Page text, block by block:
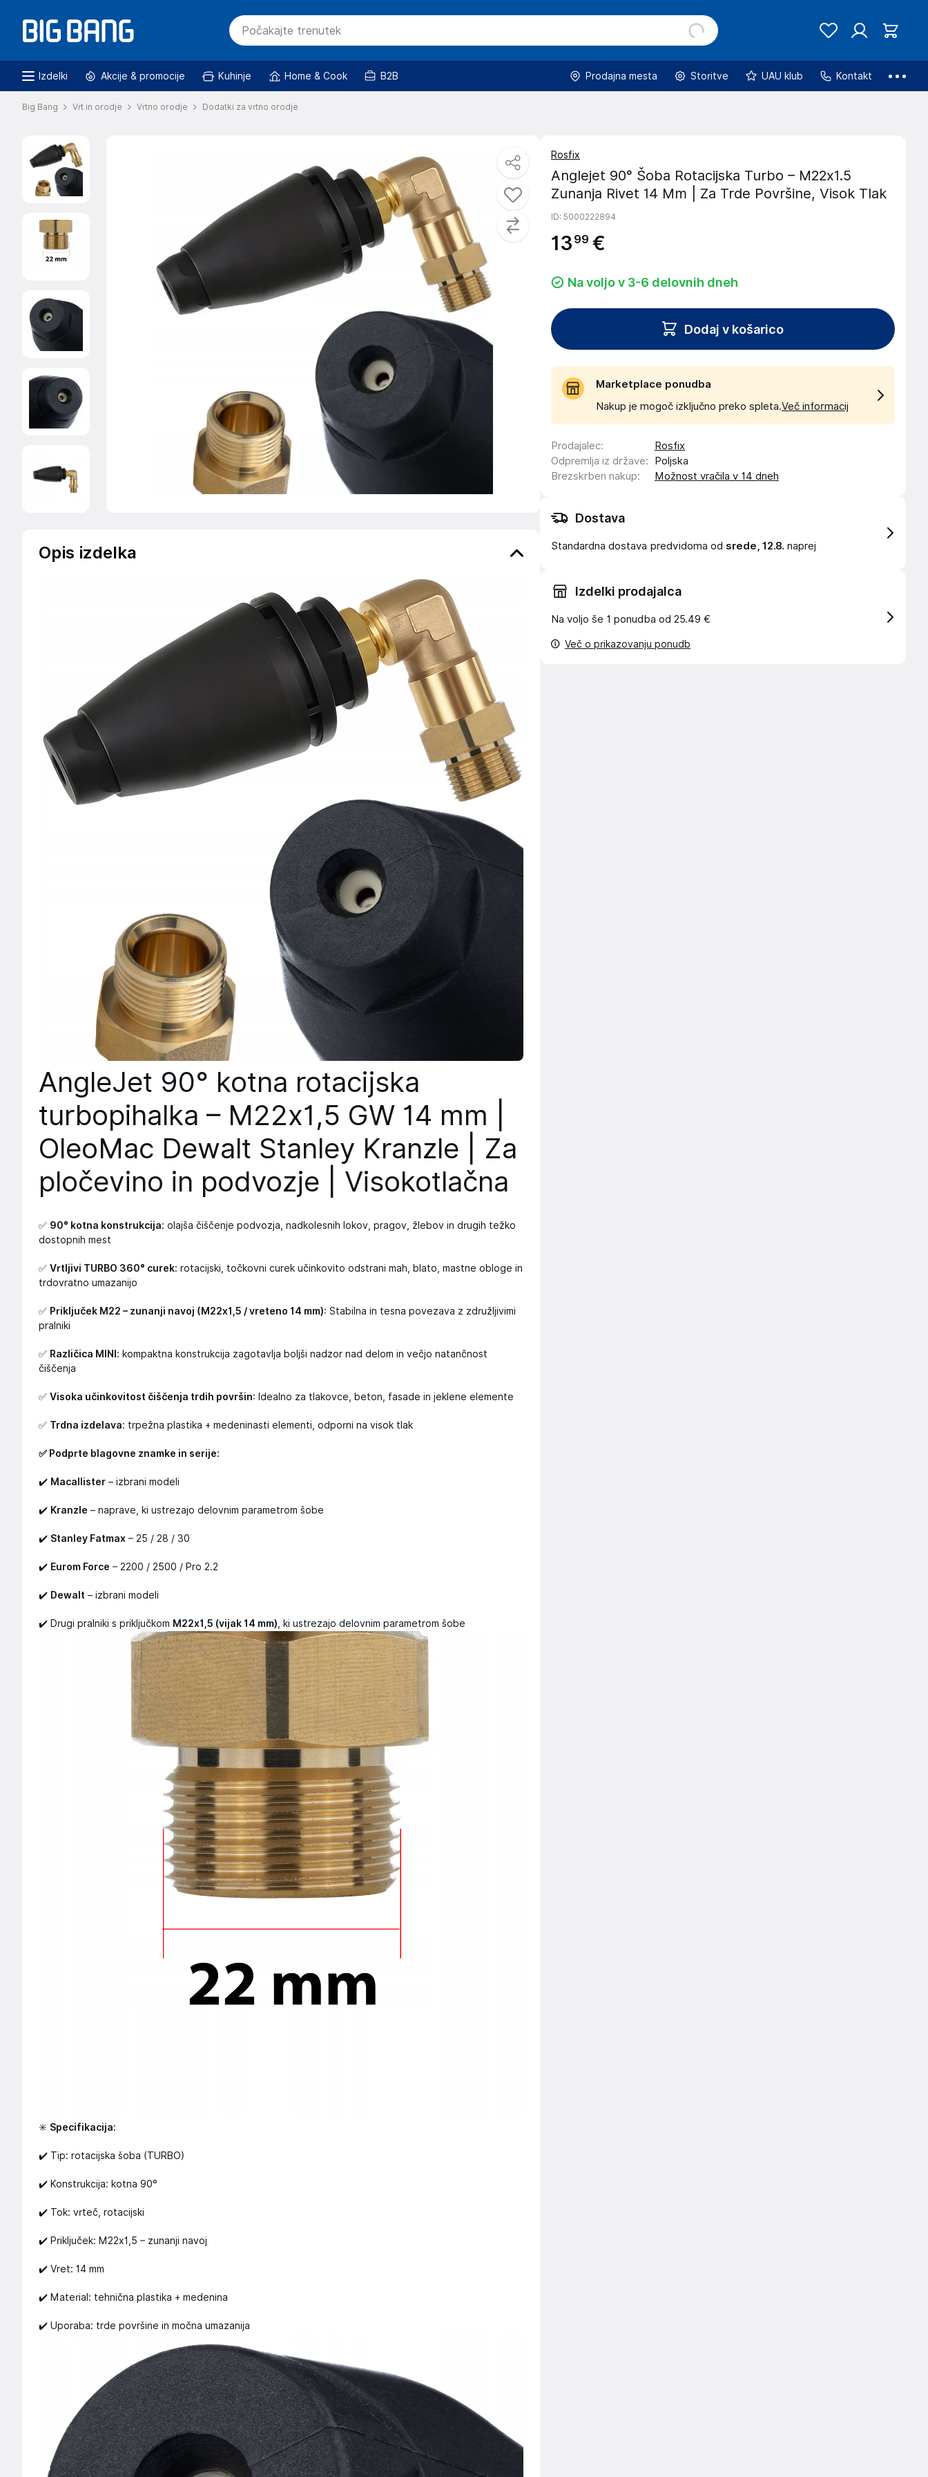
Izdelki Akcije & promocije Kuhinje Home & Cook B2B Prodajna mesta Storitve UAU klub Kontakt
Big Bang Vrt in orodje Vrtno orodje Dodatki za vrtno orodje
Opis izdelka
AngleJet 90° kotna rotacijska
turbopihalka – M22x1,5 GW 14 mm |
OleoMac Dewalt Stanley Kranzle | Za
pločevino in podvozje | Visokotlačna
✅ 90° kotna konstrukcija: olajša čiščenje podvozja, nadkolesnih lokov, pragov, žlebov in drugih težko
dostopnih mest
✅ Vrtljivi TURBO 360° curek: rotacijski, točkovni curek učinkovito odstrani mah, blato, mastne obloge in
trdovratno umazanijo
✅ Priključek M22 – zunanji navoj (M22x1,5 / vreteno 14 mm): Stabilna in tesna povezava z združljivimi
pralniki
✅ Različica MINI : kompaktna konstrukcija zagotavlja boljši nadzor nad delom in večjo natančnost
čiščenja
✅ Visoka učinkovitost čiščenja trdih površin: Idealno za tlakovce, beton, fasade in jeklene elemente
✅ Trdna izdelava: trpežna plastika + medeninasti elementi, odporni na visok tlak
✅ Podprte blagovne znamke in serije:
✔️ Macallister – izbrani modeli
✔️ Kranzle – naprave, ki ustrezajo delovnim parametrom šobe
✔️ Stanley Fatmax – 25 / 28 / 30
✔️ Eurom Force – 2200 / 2500 / Pro 2.2
✔️ Dewalt – izbrani modeli
✔️ Drugi pralniki s priključkom M22x1,5 (vijak 14 mm) , ki ustrezajo delovnim parametrom šobe
✳️ Specifikacija:
✔️ Tip: rotacijska šoba (TURBO)
✔️ Konstrukcija: kotna 90°
✔️ Tok: vrteč, rotacijski
✔️ Priključek: M22x1,5 – zunanji navoj
✔️ Vret: 14 mm
✔️ Material: tehnična plastika + medenina
✔️ Uporaba: trde površine in močna umazanija
Rosfix
Anglejet 90° Šoba Rotacijska Turbo – M22x1.5
Zunanja Rivet 14 Mm | Za Trde Površine, Visok Tlak
ID: 5000222894
13 99 €
Na voljo v 3-6 delovnih dneh
Dodaj v košarico
Marketplace ponudba
Nakup je mogoč izključno preko spleta.Več informacij
Prodajalec:
Rosfix
Odpremlja iz države:
Poljska
Brezskrben nakup: Možnost vračila v 14 dneh
Dostava
Standardna dostava predvidoma od srede, 12.8. naprej
Izdelki prodajalca
Na voljo še 1 ponudba od 25.49 €
Več o prikazovanju ponudb